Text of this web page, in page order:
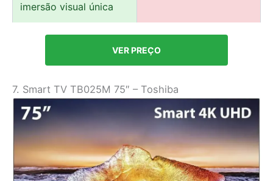
imersão visual única
VER PREÇO
7. Smart TV TB025M 75″ – Toshiba